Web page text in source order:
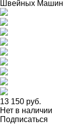
13 150 руб.
Нет в наличии
Подписаться